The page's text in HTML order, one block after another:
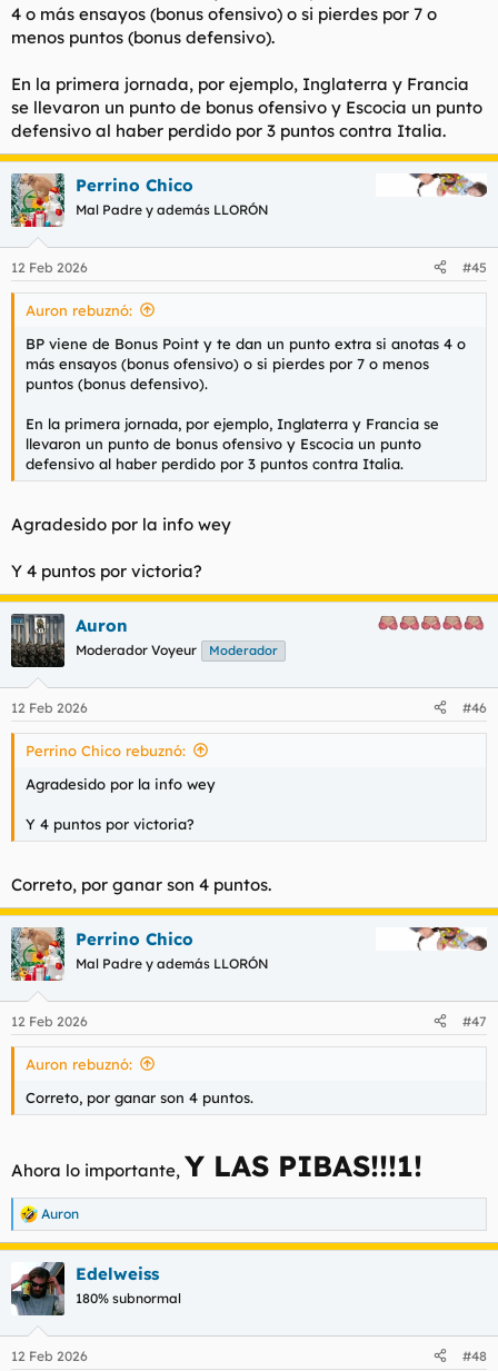
4 o más ensayos (bonus ofensivo) o si pierdes por 7 o
menos puntos (bonus defensivo).
En la primera jornada, por ejemplo, Inglaterra y Francia
se llevaron un punto de bonus ofensivo y Escocia un punto
defensivo al haber perdido por 3 puntos contra Italia.
Perrino Chico
Mal Padre y además LLORÓN
12 Feb 2026 #45
Auron rebuznó:
BP viene de Bonus Point y te dan un punto extra si anotas 4 o
más ensayos (bonus ofensivo) o si pierdes por 7 o menos
puntos (bonus defensivo).
En la primera jornada, por ejemplo, Inglaterra y Francia se
llevaron un punto de bonus ofensivo y Escocia un punto
defensivo al haber perdido por 3 puntos contra Italia.
Agradesido por la info wey
Y 4 puntos por victoria?
Auron
Moderador Voyeur Moderador
12 Feb 2026 #46
Perrino Chico rebuznó:
Agradesido por la info wey
Y 4 puntos por victoria?
Correto, por ganar son 4 puntos.
Perrino Chico
Mal Padre y además LLORÓN
12 Feb 2026 #47
Auron rebuznó:
Correto, por ganar son 4 puntos.
Ahora lo importante, Y LAS PIBAS!!!1!
R
e
c
c
i
e
Auron
Edelweiss
180% subnormal
12 Feb 2026 #48